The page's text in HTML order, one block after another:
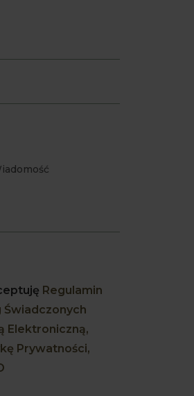
Regulamin
Świadczonych
Elektroniczną,
Prywatności,